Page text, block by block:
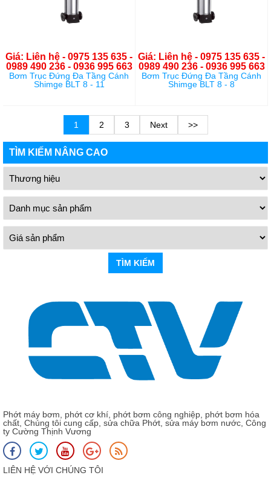
Giá: Liên hệ - 0975 135 635 -
0989 490 236 - 0936 995 663
Bơm Trục Đứng Đa Tầng Cánh
Shimge BLT 8 - 11
Giá: Liên hệ - 0975 135 635 -
0989 490 236 - 0936 995 663
Bơm Trục Đứng Đa Tầng Cánh
Shimge BLT 8 - 8
1 2 3 Next >>
TÌM KIẾM NÂNG CAO
TÌM KIẾM
Phớt máy bơm, phớt cơ khí, phớt bơm công nghiệp, phớt bơm hóa
chất, Chúng tôi cung cấp, sửa chữa Phớt, sửa máy bơm nước, Công
ty Cường Thịnh Vương
LIÊN HỆ VỚI CHÚNG TÔI